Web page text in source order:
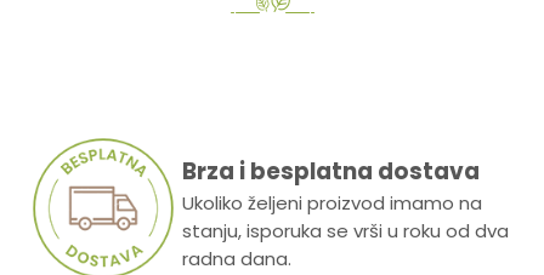
Brza i besplatna dostava
Ukoliko željeni proizvod imamo na
stanju, isporuka se vrši u roku od dva
radna dana.